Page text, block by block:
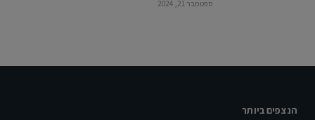
ספטמבר 21, 2024
הנצפים ביותר